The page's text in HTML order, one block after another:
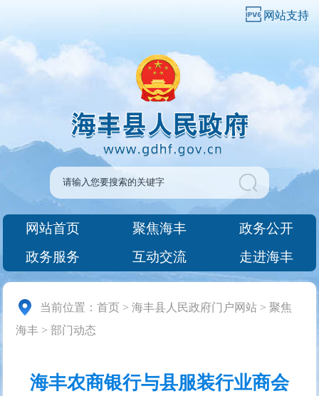
网站支持
网站首页 聚焦海丰
政务公开
政务服务
互动交流 走进海丰
当前位置：首页 >海丰县人民政府门户网站 >聚焦
海丰 >部门动态
海丰农商银行与县服装行业商会